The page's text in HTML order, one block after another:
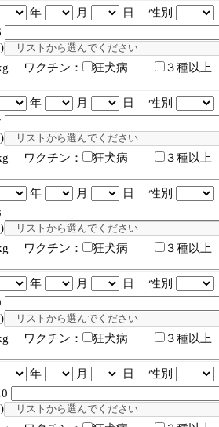
年 月
日 性別
ワクチン： 狂犬病 ３種以上
年 月
日 性別
ワクチン： 狂犬病 ３種以上
年 月
日 性別
ワクチン： 狂犬病 ３種以上
年 月
日 性別
ワクチン： 狂犬病 ３種以上
年 月
日 性別